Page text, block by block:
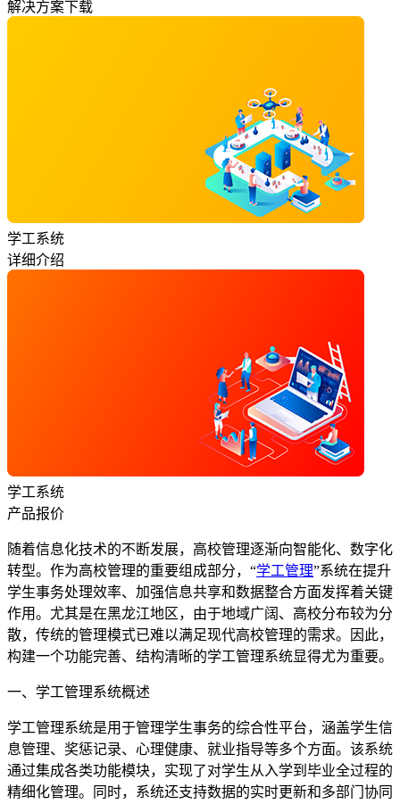
解决方案下载
学工系统
详细介绍
学工系统
产品报价
随着信息化技术的不断发展，高校管理逐渐向智能化、数字化
转型。作为高校管理的重要组成部分，“学工管理”系统在提升
学生事务处理效率、加强信息共享和数据整合方面发挥着关键
作用。尤其是在黑龙江地区，由于地域广阔、高校分布较为分
散，传统的管理模式已难以满足现代高校管理的需求。因此，
构建一个功能完善、结构清晰的学工管理系统显得尤为重要。
一、学工管理系统概述
学工管理系统是用于管理学生事务的综合性平台，涵盖学生信
息管理、奖惩记录、心理健康、就业指导等多个方面。该系统
通过集成各类功能模块，实现了对学生从入学到毕业全过程的
精细化管理。同时，系统还支持数据的实时更新和多部门协同